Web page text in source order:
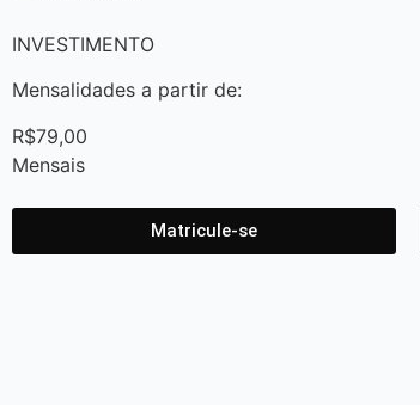
INVESTIMENTO
Mensalidades a partir de:
R$79,00
Mensais
Matricule-se